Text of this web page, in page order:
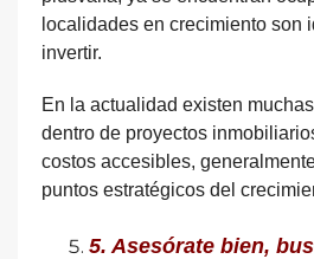
localidades en crecimiento son
invertir.
En la actualidad existen
dentro de proyectos
costos accesibles,
puntos estratégicos del
5. Asesórate bien,